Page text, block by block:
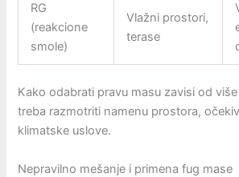
RG
(reakcione
smole)
Vlažni prostori,
terase
Kako odabrati pravu masu zavisi od
treba razmotriti namenu prostora,
klimatske uslove.
Nepravilno mešanje i primena fug mase